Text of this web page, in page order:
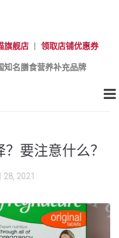
旗舰店 领取店铺优惠券
知名膳食营养补充品牌
要注意什么？
28, 2021